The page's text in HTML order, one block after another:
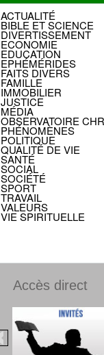
ACTUALITÉ
BIBLE ET SCIENCE
DIVERTISSEMENT
ECONOMIE
EDUCATION
EPHÉMÉRIDES
FAITS DIVERS
FAMILLE
IMMOBILIER
JUSTICE
MÉDIA
OBSERVATOIRE
PHÉNOMÈNES
POLITIQUE
QUALITÉ DE VIE
SANTÉ
SOCIAL
SOCIÉTÉ
SPORT
TRAVAIL
VALEURS
VIE SPIRITUELLE
Accès direct